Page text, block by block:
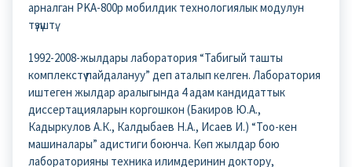
арналган PKA-800p мобилдик технологиялык модулун
түзүштү.
1992-2008-жылдары лаборатория “Табигый ташты
комплекстүү пайдалануу” деп аталып келген. Лаборатория
иштеген жылдар аралыгында 4 адам кандидаттык
диссертацияларын коргошкон (Бакиров Ю.А.,
Кадыркулов А.К., Калдыбаев Н.А., Исаев И.) “Тоо-кен
машиналары” адистиги боюнча. Көп жылдар бою
лабораторияны техника илимдеринин доктору,